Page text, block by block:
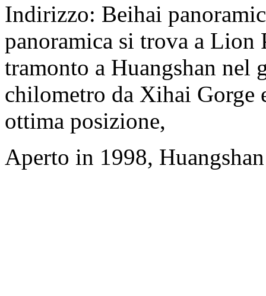
Indirizzo: Beihai
panoramica si trova a Lion
tramonto a Huangshan
chilometro da Xihai Gorge
ottima posizione,
Aperto in 1998,